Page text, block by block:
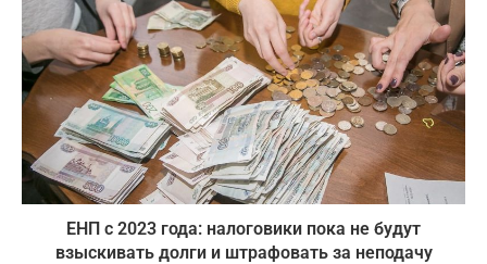
ЕНП с 2023 года: налоговики пока не будут
взыскивать долги и штрафовать за неподачу